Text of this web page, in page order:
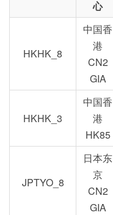
心
HKHK_8
中国香
港
CN2
GIA
HKHK_3
中国香
港
HK85
JPTYO_8
日本东
京
CN2
GIA